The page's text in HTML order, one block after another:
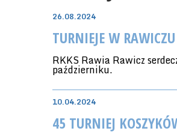
26.08.2024
TURNIEJE W RAWICZU
RKKS Rawia Rawicz
październiku.
10.04.2024
45 TURNIEJ